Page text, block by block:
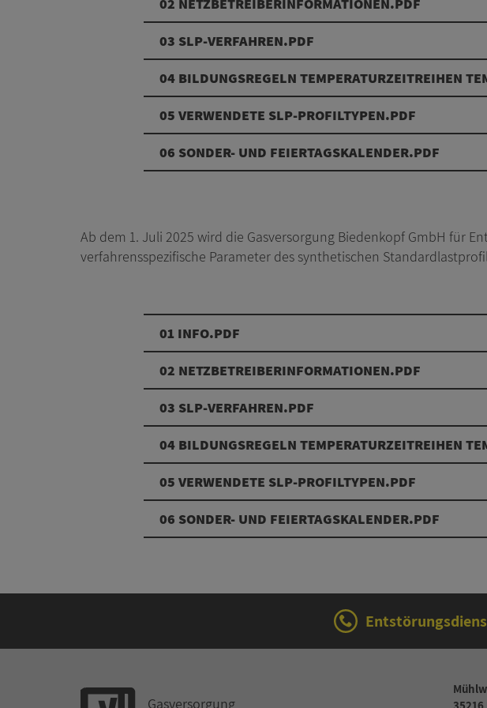
02 NETZBETREIBERINFORMATIONEN.PDF
03 SLP-VERFAHREN.PDF
04 BILDUNGSREGELN TEMPERATURZEITREIHEN
05 VERWENDETE SLP-PROFILTYPEN.PDF
06 SONDER- UND FEIERTAGSKALENDER.PDF
Ab dem 1. Juli 2025 wird die Gasversorgung Biedenkopf GmbH für
verfahrensspezifische Parameter des synthetischen
01 INFO.PDF
02 NETZBETREIBERINFORMATIONEN.PDF
03 SLP-VERFAHREN.PDF
04 BILDUNGSREGELN TEMPERATURZEITREIHEN
05 VERWENDETE SLP-PROFILTYPEN.PDF
06 SONDER- UND FEIERTAGSKALENDER.PDF
Gasversorgung